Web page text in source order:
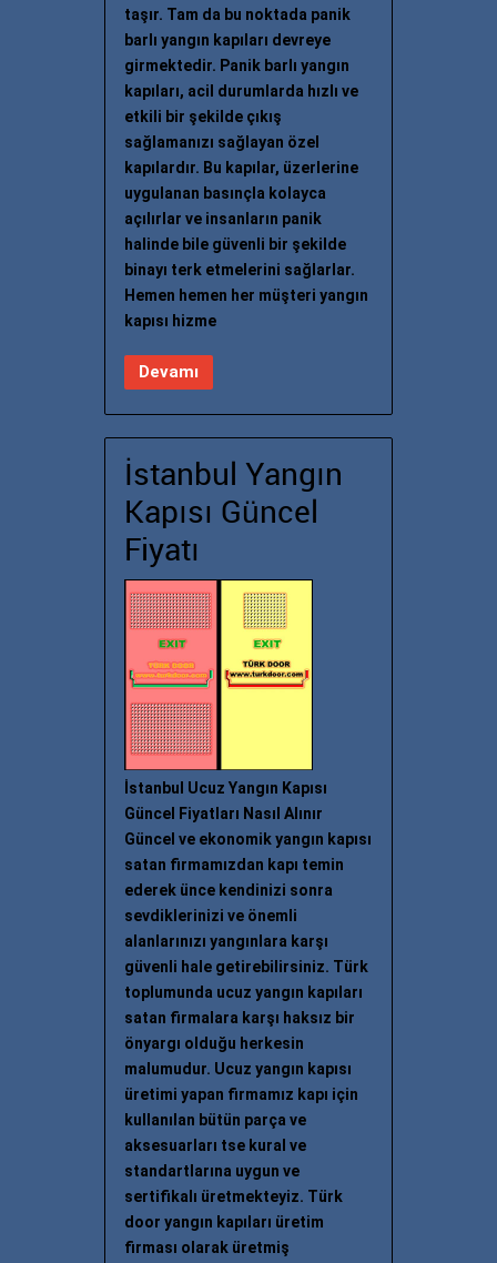
taşır. Tam da bu noktada panik
barlı yangın kapıları devreye
girmektedir. Panik barlı yangın
kapıları, acil durumlarda hızlı ve
etkili bir şekilde çıkış
sağlamanızı sağlayan özel
kapılardır. Bu kapılar, üzerlerine
uygulanan basınçla kolayca
açılırlar ve insanların panik
halinde bile güvenli bir şekilde
binayı terk etmelerini sağlarlar.
Hemen hemen her müşteri yangın
kapısı hizme
Devamı
İstanbul Yangın
Kapısı Güncel
Fiyatı
İstanbul Ucuz Yangın Kapısı
Güncel Fiyatları Nasıl Alınır
Güncel ve ekonomik yangın kapısı
satan firmamızdan kapı temin
ederek ünce kendinizi sonra
sevdiklerinizi ve önemli
alanlarınızı yangınlara karşı
güvenli hale getirebilirsiniz. Türk
toplumunda ucuz yangın kapıları
satan firmalara karşı haksız bir
önyargı olduğu herkesin
malumudur. Ucuz yangın kapısı
üretimi yapan firmamız kapı için
kullanılan bütün parça ve
aksesuarları tse kural ve
standartlarına uygun ve
sertifikalı üretmekteyiz. Türk
door yangın kapıları üretim
firması olarak üretmiş